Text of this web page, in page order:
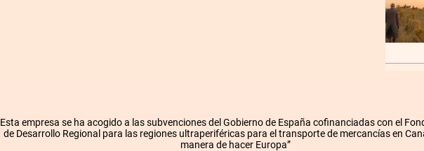
Esta empresa se ha acogido a las subvenciones del Gobierno de España cofinanciadas con el
de Desarrollo Regional para las regiones ultraperiféricas para el transporte de mercancías en
manera de hacer Europa”